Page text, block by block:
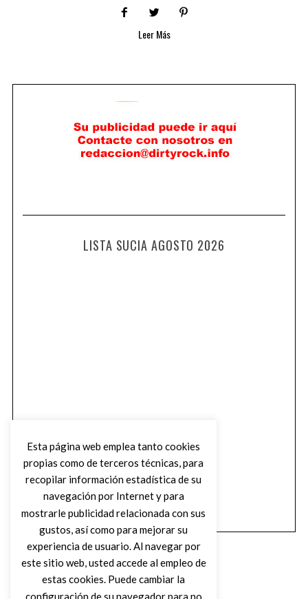
Leer Más
LISTA SUCIA AGOSTO 2026
Esta página web emplea tanto cookies
propias como de terceros técnicas, para
recopilar información estadística de su
navegación por Internet y para
mostrarle publicidad relacionada con sus
gustos, así como para mejorar su
experiencia de usuario. Al navegar por
este sitio web, usted accede al empleo de
estas cookies. Puede cambiar la
configuración de su navegador para no